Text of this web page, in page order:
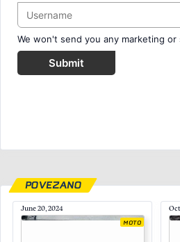
We won't send you any marketing or
Submit
POVEZANO
June 20, 2024
MOTO